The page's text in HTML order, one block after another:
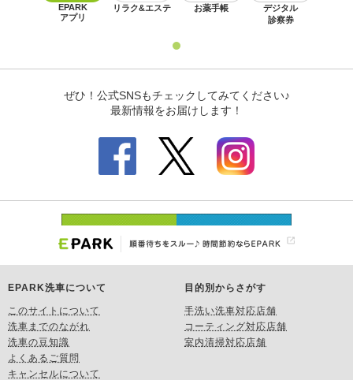
EPARK洗車について
このサイトについて
洗車までのながれ
洗車の豆知識
よくあるご質問
キャンセルについて
目的別からさがす
手洗い洗車対応店舗
コーティング対応店舗
室内清掃対応店舗